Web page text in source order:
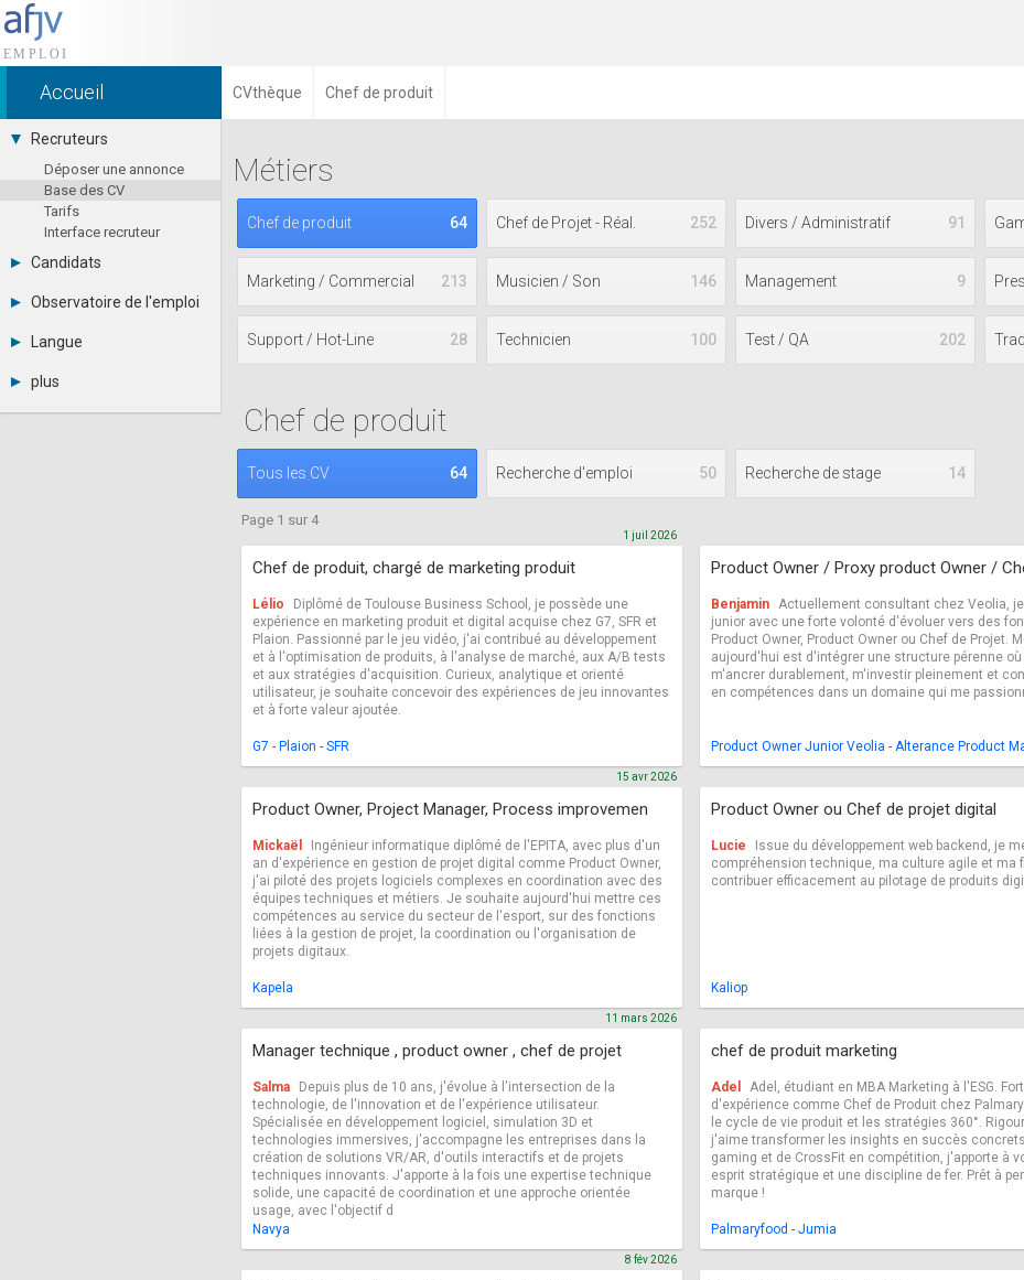
Accueil CVthèque Chef de produit
Recruteurs
Déposer une annonce
Base des CV
Tarifs
Interface recruteur
Candidats
Consulter les annonces
Connexion
Observatoire de l'emploi
Par métier
Par contrat
Langue
Español
plus
Actualités
Métiers
64
Chef de produit 252
Chef de Projet - Réal. 91
Divers / Administratif
213
Marketing / Commercial 146
Musicien / Son 9
Management
28
Support / Hot-Line 100
Technicien 202
Test / QA
Chef de produit
64
Tous les CV 50
Recherche d'emploi 14
Recherche de stage
Page 1 sur 4
Chef de produit, chargé de marketing produit
1 juil 2026
Lélio
Diplômé de Toulouse Business School, je possède une
expérience en marketing produit et digital acquise chez G7, SFR et
Plaion. Passionné par le jeu vidéo, j'ai contribué au développement
et à l'optimisation de produits, à l'analyse de marché, aux A/B tests
et aux stratégies d'acquisition. Curieux, analytique et orienté
utilisateur, je souhaite concevoir des expériences de jeu innovantes
et à forte valeur ajoutée.
G7 - Plaion - SFR
Product Owner / Proxy product Owner /
Benjamin Actuellement consultant chez Veolia, je
junior avec une forte volonté d'évoluer vers des
Product Owner, Product Owner ou Chef de Projet.
aujourd'hui est d'intégrer une structure pérenne où
m'ancrer durablement, m'investir pleinement et
en compétences dans un domaine qui me
Product Owner Junior Veolia - Alterance Product
Product Owner, Project Manager, Process improvemen
15 avr 2026
Mickaël
Ingénieur informatique diplômé de l'EPITA, avec plus d'un
an d'expérience en gestion de projet digital comme Product Owner,
j'ai piloté des projets logiciels complexes en coordination avec des
équipes techniques et métiers. Je souhaite aujourd'hui mettre ces
compétences au service du secteur de l'esport, sur des fonctions
liées à la gestion de projet, la coordination ou l'organisation de
projets digitaux.
Kapela
Product Owner ou Chef de projet digital
Lucie
Issue du développement web backend, je
compréhension technique, ma culture agile et ma
contribuer efficacement au pilotage de produits
Kaliop
Manager technique , product owner , chef de projet
11 mars 2026
Salma
Depuis plus de 10 ans, j'évolue à l'intersection de la
technologie, de l'innovation et de l'expérience utilisateur.
Spécialisée en développement logiciel, simulation 3D et
technologies immersives, j'accompagne les entreprises dans la
création de solutions VR/AR, d'outils interactifs et de projets
techniques innovants. J'apporte à la fois une expertise technique
solide, une capacité de coordination et une approche orientée
usage, avec l'objectif d
Navya
chef de produit marketing
Adel
Adel, étudiant en MBA Marketing à l'ESG.
d'expérience comme Chef de Produit chez
le cycle de vie produit et les stratégies 360°.
j'aime transformer les insights en succès
gaming et de CrossFit en compétition, j'apporte à
esprit stratégique et une discipline de fer. Prêt à
marque !
Palmaryfood - Jumia
8 fév 2026